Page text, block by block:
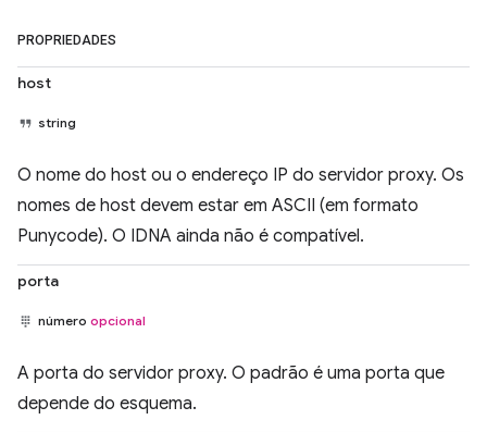
PROPRIEDADES
host
string
O nome do host ou o endereço IP do servidor proxy. Os
nomes de host devem estar em ASCII (em formato
Punycode). O IDNA ainda não é compatível.
porta
número opcional
A porta do servidor proxy. O padrão é uma porta que
depende do esquema.